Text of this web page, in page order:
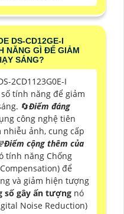
DS-CD12GE-I
NĂNG GÌ ĐỂ GIẢM
SÁNG?
2CD1123G0E-I
tính năng để giảm
🔄Điểm đáng
công nghệ tiên
ảnh, cung cấp
Điểm cộng thêm của
tính năng Chống
để
và giảm hiện tượng
số gây ấn tượng nó
Noise Reduction)